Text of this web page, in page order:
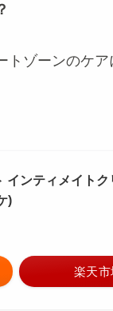
ゾーンのケア
ンティメイト
)
楽天市